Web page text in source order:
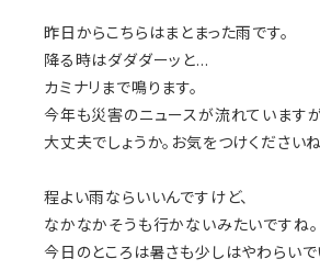
昨日からこちらはまとまった雨です。
降る時はダダダーッと…
カミナリまで鳴ります。
今年も災害のニュースが流れていますが
大丈夫でしょうか。お気をつけくださいね
程よい雨ならいいんですけど、
なかなかそうも行かないみたいですね。
今日のところは暑さも少しはやわらいで